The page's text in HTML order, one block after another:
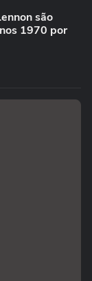
são
1970 por